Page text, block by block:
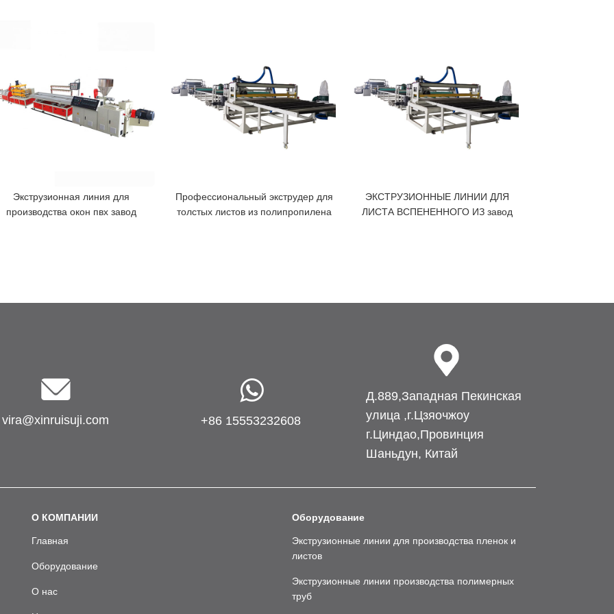
Экструзионная линия для
производства окон пвх завод
Профессиональный экструдер для
толстых листов из полипропилена
ЭКСТРУЗИОННЫЕ ЛИНИИ ДЛЯ
ЛИСТА ВСПЕНЕННОГО ИЗ завод
vira@xinruisuji.com +86 15553232608
Д.889,Западная Пекинская
улица ,г.Цзяочжоу
г.Циндао,Провинция
Шаньдун, Китай
О КОМПАНИИ
Главная
Оборудование
О нас
Оборудование
Экструзионные линии для производства пленок и
листов
Экструзионные линии производства полимерных
труб